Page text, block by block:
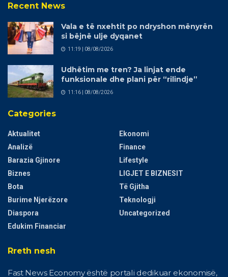
Recent News
Vala e të nxehtit po ndryshon mënyrën
si bëjnë ulje dyqanet
11:19 | 08/08/2026
Udhëtim me tren? Ja linjat ende
funksionale dhe plani për “rilindje”
11:16 | 08/08/2026
Categories
Aktualitet
Analizë
Barazia Gjinore
Biznes
Bota
Burime Njerëzore
Diaspora
Edukim Financiar
Ekonomi
Finance
Lifestyle
LIGJET E BIZNESIT
Të Gjitha
Teknologji
Uncategorized
Rreth nesh
Fast News Economy është portali dedikuar ekonomisë,